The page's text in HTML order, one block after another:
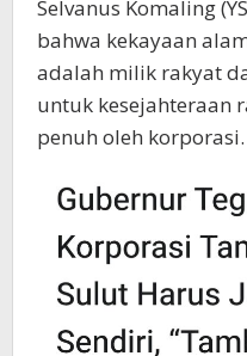
Selvanus Komaling
bahwa kekayaan
adalah milik rakyat
untuk kesejahteraan
penuh oleh korporasi.